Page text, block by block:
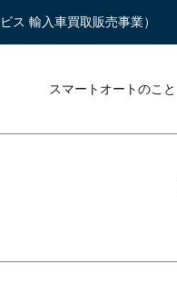
ス 輸入車買取販売事業）
スマートオートのこと